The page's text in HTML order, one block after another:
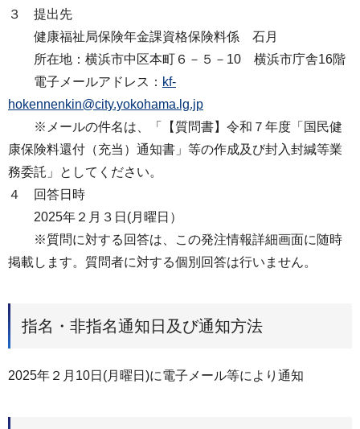
３ 提出先
健康福祉局保険年金課資格保険料係 石月
所在地：横浜市中区本町６－５－10 横浜市庁舎16階
電子メールアドレス： kf‐
hokennenkin@city.yokohama.lg.jp
※メールの件名は、「【質問書】令和７年度「国民健
康保険料還付（充当）通知書」等の作成及び封入封緘等業
務委託」としてください。
４ 回答日時
2025年２月３日(月曜日）
※質問に対する回答は、この発注情報詳細画⾯に随時
掲載します。質問者に対する個別回答は⾏いません。
指名・非指名通知日及び通知方法
2025年２月10日(月曜日)に電子メール等により通知